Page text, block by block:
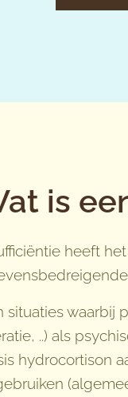
is
heeft
situaties waarbij
..) als
hydrocortison